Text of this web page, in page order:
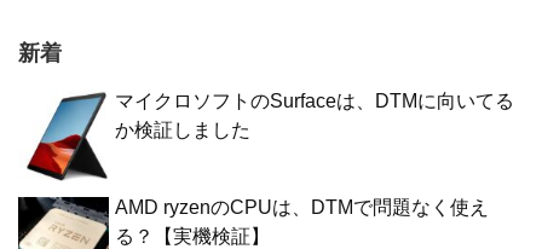
新着
マイクロソフトのSurfaceは、DTMに向いてる
か検証しました
AMD ryzenのCPUは、DTMで問題なく使え
る？【実機検証】